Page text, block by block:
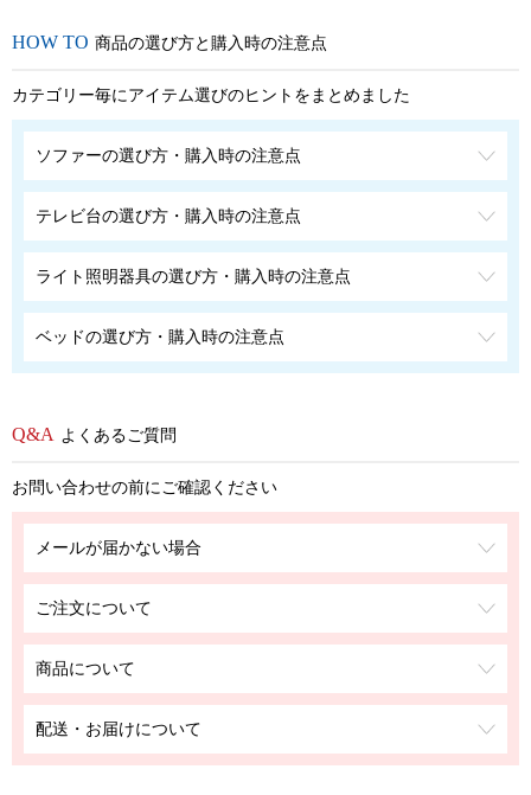
商品の選び方と購入時の注意点
カテゴリー毎にアイテム選びのヒントをまとめました
ソファーの選び方・購入時の注意点
テレビ台の選び方・購入時の注意点
ライト照明器具の選び方・購入時の注意点
ベッドの選び方・購入時の注意点
よくあるご質問
お問い合わせの前にご確認ください
メールが届かない場合
ご注文について
商品について
配送・お届けについて